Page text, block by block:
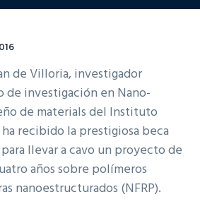
de Villoria, investigador
investigación en Nano-
de materials del Instituto
recibido la prestigiosa beca
llevar a cavo un proyecto de
años sobre polímeros
nanoestructurados (NFRP).